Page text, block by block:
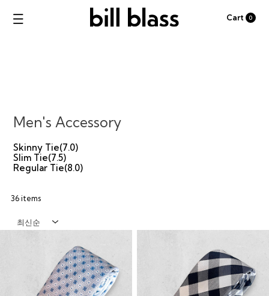
Cart 0
Men's Accessory
Skinny Tie(7.0)
Slim Tie(7.5)
Regular Tie(8.0)
36 items